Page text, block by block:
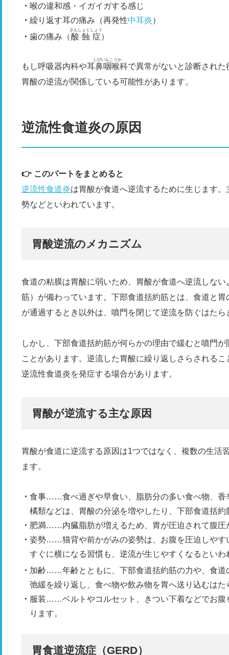
喉の違和感・イガイガする感じ
繰り返す耳の痛み（再発性中耳炎）
歯の痛み（酸蝕症
さんしょくしょう
）
もし呼吸器内科や耳鼻咽喉科
じびいんこうか
で異常がないと診断され
胃酸の逆流が関係している可能性があります。
逆流性食道炎の原因
👉 このパートをまとめると
逆流性食道炎は胃酸が食道へ逆流するために生じます
勢などといわれています。
胃酸逆流のメカニズム
食道の粘膜は胃酸に弱いため、胃酸が食道へ逆流しな
筋）が備わっています。下部食道括約筋とは、食道と
が通過するとき以外は、噴門を閉じて逆流を防ぐはたら
しかし、下部食道括約筋が何らかの理由で緩むと噴門
ことがあります。逆流した胃酸に繰り返しさらされる
逆流性食道炎を発症する場合があります。
胃酸が逆流する主な原因
胃酸が食道に逆流する原因は1つではなく、複数の生活
ます。
食事……食べ過ぎや早食い、脂肪分の多い食べ物、香
橘類などは、胃酸の分泌を増やしたり、下部食道括
肥満……内臓脂肪が増えるため、胃が圧迫されて腹圧
姿勢……猫背や前かがみの姿勢は、お腹を圧迫しやす
すぐに横になる習慣も、逆流が生じやすくなるといわ
加齢……年齢とともに、下部食道括約筋の力や、食道
弛緩を繰り返し、食べ物や飲み物を胃へ送り込むは
服装……ベルトやコルセット、きつい下着などでお腹
ります。
胃食道逆流症（GERD）